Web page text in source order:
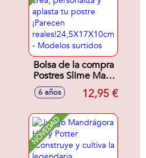
Bolsa de la compra
Postres Slime Mart,
crea, personaliza y
aplasta tu postre
reales!24,5X17X10cm
- Modelos surtidos
6 años 12,95 €
NOVEDAD